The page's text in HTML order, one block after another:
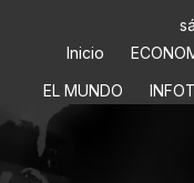
Inicio
EL MUNDO